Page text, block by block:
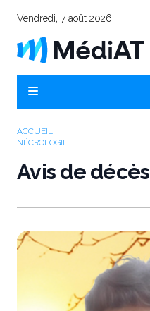
Vendredi, 7 août 2026
ACCUEIL
NÉCROLOGIE
Avis de décès